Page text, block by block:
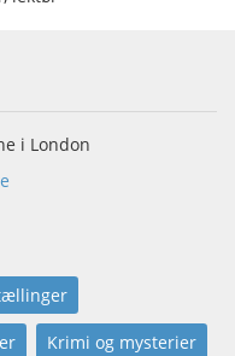
i London
Krimi og mysterier